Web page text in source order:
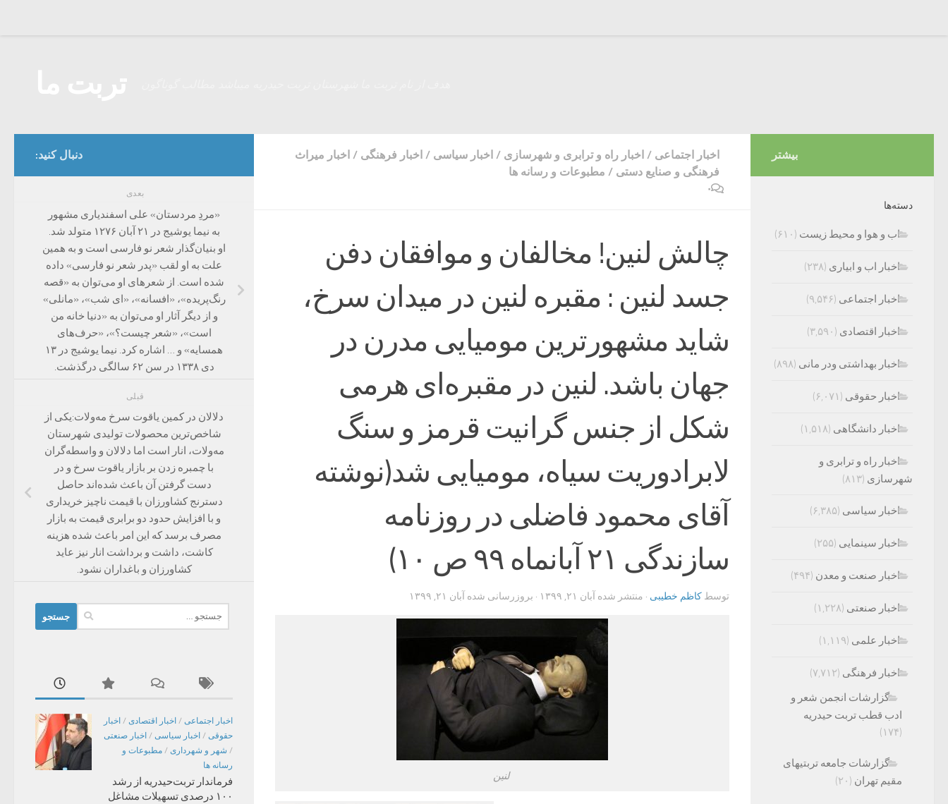
اخبار اجتماعی / اخبار راه و ترابری و شهرسازی / اخبار سیاسی / اخبار فرهنگی / اخبار میراث
فرهنگی و صنایع دستی / مطبوعات و رسانه ها
۰
چالش لنین! مخالفان و موافقان دفن
جسد لنین : مقبره لنین در میدان سرخ،
شاید مشهورترین مومیایی مدرن در
جهان باشد. لنین در مقبره‌ای هرمی
شکل از جنس گرانیت قرمز و سنگ
لابرادوریت سیاه، مومیایی شد(نوشته
آقای محمود فاضلی در روزنامه
سازندگی ۲۱ آبانماه ۹۹ ص ۱۰)
توسط کاظم خطیبی · منتشر شده آبان ۲۱, ۱۳۹۹ · بروزرسانی شده آبان ۲۱, ۱۳۹۹
لنین
دنبال کنید:
بعدی
«مردِ مردستان» علی اسفندیاری مشهور
به نیما یوشیج در ۲۱ آبان ۱۲۷۶ متولد شد.
او بنیان‌گذار شعر نو فارسی است و به همین
علت به او لقب «پدر شعر نو فارسی» داده
شده است. از شعرهای او می‌توان به «قصه
رنگ‌پریده»، «افسانه»، «ای شب»، «مانلی»
و از دیگر آثار او می‌توان به «دنیا خانه من
است»، «شعر چیست؟»، «حرف‌های
همسایه» و … اشاره کرد. نیما یوشیج در ۱۳
دی ۱۳۳۸ در سن ۶۲ سالگی درگذشت.
قبلی
دلالان در کمین یاقوت سرخ مه‌ولات:یکی از
شاخص‌ترین محصولات تولیدی شهرستان
مه‌ولات، انار است اما دلالان و واسطه‌گران
با چمبره زدن بر بازار یاقوت سرخ و در
دست گرفتن آن باعث شده‌اند حاصل
دسترنج کشاورزان با قیمت ناچیز خریداری
و با افزایش حدود دو برابری قیمت به بازار
مصرف برسد که این امر باعث شده هزینه
کاشت، داشت و برداشت انار نیز عاید
کشاورزان و باغداران نشود.
برای:
اخبار اجتماعی / اخبار اقتصادی / اخبار
حقوقی / اخبار سیاسی / اخبار صنعتی
/ شهر و شهرداری / مطبوعات و
رسانه ها
فرماندار تربت‌حیدریه از رشد
۱۰۰ درصدی تسهیلات مشاغل
بیشتر
دسته‌ها
اب و هوا و محیط زیست (۶۱۰)
اخبار اب و ابیاری (۲۳۸)
اخبار اجتماعی (۹,۵۴۶)
اخبار اقتصادی (۳,۵۹۰)
اخبار بهداشتی ودر مانی (۸۹۸)
اخبار حقوقی (۶,۰۷۱)
اخبار دانشگاهی (۱,۵۱۸)
اخبار راه و ترابری و
شهرسازی (۸۱۳)
اخبار سیاسی (۶,۳۸۵)
اخبار سینمایی (۲۵۵)
اخبار صنعت و معدن (۴۹۴)
اخبار صنعتی (۱,۲۲۸)
اخبار علمی (۱,۱۱۹)
اخبار فرهنگی (۷,۷۱۲)
گزارشات انجمن شعر و
ادب قطب تربت حیدریه
(۱۷۴)
گزارشات جامعه تربتیهای
مقیم تهران (۲۰)